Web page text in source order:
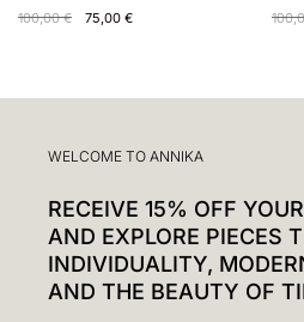
100,00€ 75,00 €
WELCOME TO ANNIKA
RECEIVE 15% OFF
AND EXPLORE PIECES
INDIVIDUALITY,
AND THE BEAUTY OF